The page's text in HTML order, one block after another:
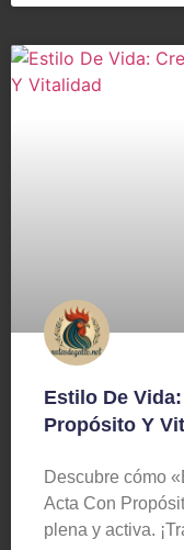
Estilo De
Propósito Y
Descubre cómo
Acta Con
plena y activa.